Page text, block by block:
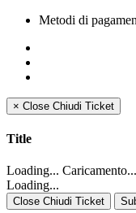
Metodi di
× Close Chiudi Ticket
Title
Loading... Caricamento...
Loading...
Close Chiudi Ticket